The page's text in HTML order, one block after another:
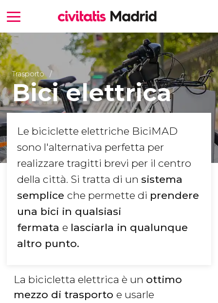
Trasporto
Bici elettrica
Le biciclette elettriche BiciMAD
sono l'alternativa perfetta per
realizzare tragitti brevi per il centro
della città. Si tratta di un sistema
semplice che permette di prendere
una bici in qualsiasi
fermata e lasciarla in qualunque
altro punto.
La bicicletta elettrica è un ottimo
mezzo di trasporto e usarle